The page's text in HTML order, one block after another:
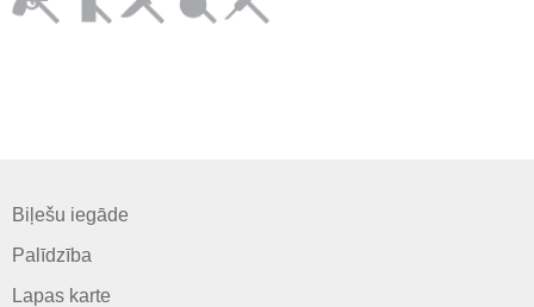
Biļešu iegāde
Palīdzība
Lapas karte